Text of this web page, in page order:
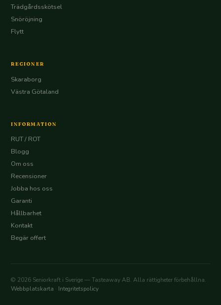
Trädgårdsskötsel
Snöröjning
Flytt
REGIONER
Skaraborg
Västra Götaland
INFORMATION
RUT / ROT
Blogg
Om oss
Recensioner
Jobba hos oss
Garanti
Hållbarhet
Kontakt
Begär offert
© 2026 Seniorkraft i Sverige — Tasteaway AB. Alla rättigheter förbehållna.
Webbplatskarta · Integritetspolicy